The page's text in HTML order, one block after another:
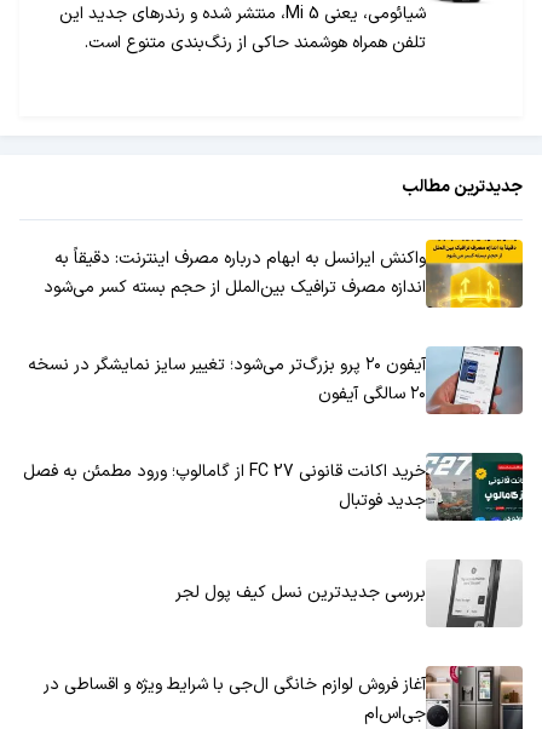
شیائومی، یعنی Mi 5، منتشر شده و رندرهای جدید این
تلفن همراه هوشمند حاکی از رنگ‌بندی متنوع است.
جدیدترین مطالب
واکنش ایرانسل به ابهام درباره مصرف اینترنت: دقیقاً به
اندازه مصرف ترافیک بین‌الملل از حجم بسته کسر می‌شود
آیفون ۲۰ پرو بزرگ‌تر می‌شود؛ تغییر سایز نمایشگر در نسخه
۲۰ سالگی آیفون
خرید اکانت قانونی FC 27 از گامالوپ؛ ورود مطمئن به فصل
جدید فوتبال
بررسی جدیدترین نسل کیف پول لجر
آغاز فروش لوازم خانگی ال‌جی با شرایط ویژه و اقساطی در
جی‌اس‌ام